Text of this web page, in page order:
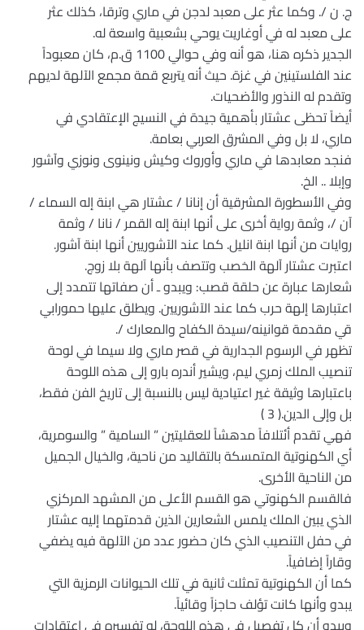
ج. ن /. وكما عثر على معبد لدجن في ماري وترقا، كذلك عثر
على معبد له في أوغاريت يوحي بشعبية واسعة له.
الجدير ذكره هنا، هو أنه وفي حوالي 1100 ق.م، كان معبوداً
عند الفلستينين في غزة. حيث أنه يتربع قمة مجمع الآلهة لديهم
وتقدم له النذور والأضحيات.
أيضاً تحظى عشتار بأهمية جيدة في النسيج الإعتقادي في
ماري، لا بل وفي المشرق العربي بعامة.
فنجد معابدها في ماري وأوروك وكيش ونينوى ونوزي وآشور
وإبلا .. الخ.
وفي الأسطورة المشرقية أن إنانا / عشتار هي ابنة إله السماء /
آن /، وثمة رواية أخرى على أنها ابنة إله القمر / نانا / وثمة
روايات من أنها ابنة انليل. كما عند الآشوريين أنها ابنة آشور.
اعتبرت عشتار آلهة الخصب وتتصف بأنها آلهة بلا زوج.
شعارها عبارة عن حلقة قصب: ويبدو ـ أن صفاتها تتمدد إلى
اعتبارها إلهة حرب كما عند الآشوريين. ويطلق عليها حمورابي
قي مقدمة قوانينه/سيدة الكفاح والمعارك /.
تظهر في الرسوم الجدارية في قصر ماري ولا سيما في لوحة
تنصيب الملك زمري ليم، ويشير أندره بارو إلى هذه اللوحة
باعتبارها وثيقة غير اعتيادية ليس بالنسبة إلى تاريخ الفن فقط،
بل وإلى الدين.( 3 )
فهي تقدم أئتلافاً مدهشاً للعقليتين ” السامية ” والسومرية،
أي الكهنوتية المتمسكة بالتقاليد من ناحية، والخيال الجميل
من الناحية الأخرى.
فالقسم الكهنوتي هو القسم الأعلى من المشهد المركزي
الذي يبين الملك يلمس الشعارين الذين قدمتهما إليه عشتار
في حفل التنصيب الذي كان حضور عدد من الآلهة فيه يضفي
وقاراً إضافياً.
كما أن الكهنوتية تمثلت ثانية في تلك الحيوانات الرمزية التي
يبدو وأنها كانت تؤلف حاجزاً وقائياً.